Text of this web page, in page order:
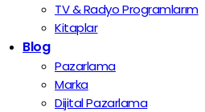
TV & Radyo Programlarım
Kitaplar
Blog
Pazarlama
Marka
Dijital Pazarlama